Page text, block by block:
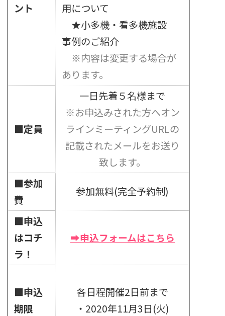
ント
用について
★小多機・看多機施設
事例のご紹介
※内容は変更する場合が
あります。
■定員
一日先着５名様まで
※お申込みされた方へオン
ラインミーティングURLの
記載されたメールをお送り
致します。
■参加
費
参加無料(完全予約制)
■申込
はコチ
ラ！
➡申込フォームはこちら
■申込
期限
各日程開催2日前まで
・2020年11月3日(火)